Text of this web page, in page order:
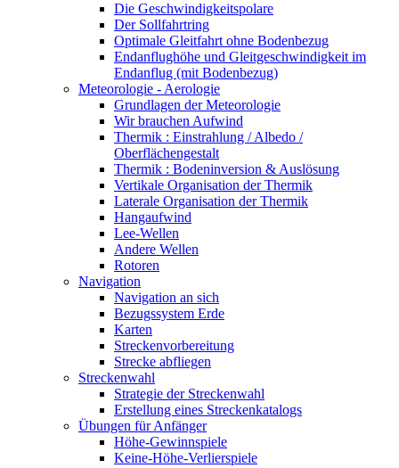
Die Geschwindigkeitspolare
Der Sollfahrtring
Optimale Gleitfahrt ohne Bodenbezug
Endanflughöhe und Gleitgeschwindigkeit im
Endanflug (mit Bodenbezug)
Meteorologie - Aerologie
Grundlagen der Meteorologie
Wir brauchen Aufwind
Thermik : Einstrahlung / Albedo /
Oberflächengestalt
Thermik : Bodeninversion & Auslösung
Vertikale Organisation der Thermik
Laterale Organisation der Thermik
Hangaufwind
Lee-Wellen
Andere Wellen
Rotoren
Navigation
Navigation an sich
Bezugssystem Erde
Karten
Streckenvorbereitung
Strecke abfliegen
Streckenwahl
Strategie der Streckenwahl
Erstellung eines Streckenkatalogs
Übungen für Anfänger
Höhe-Gewinnspiele
Keine-Höhe-Verlierspiele